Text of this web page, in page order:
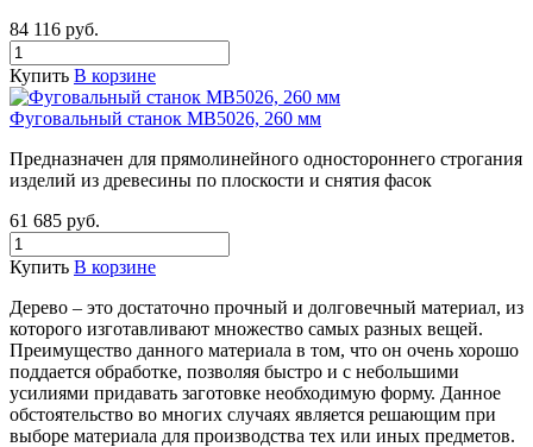
84 116 руб.
Купить В корзине
Фуговальный станок MB5026, 260 мм
Предназначен для прямолинейного одностороннего строгания
изделий из древесины по плоскости и снятия фасок
61 685 руб.
Купить В корзине
Дерево – это достаточно прочный и долговечный материал, из
которого изготавливают множество самых разных вещей.
Преимущество данного материала в том, что он очень хорошо
поддается обработке, позволяя быстро и с небольшими
усилиями придавать заготовке необходимую форму. Данное
обстоятельство во многих случаях является решающим при
выборе материала для производства тех или иных предметов.